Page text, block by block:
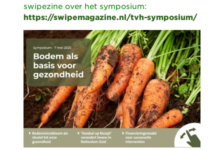
swipezine over het symposium:
https://swipemagazine.nl/tvh-symposium/